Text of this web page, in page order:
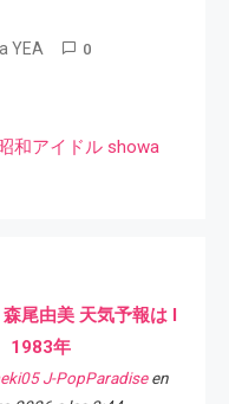
YEA 0
和アイドル showa
森尾由美 天気予報は I
年
J-PopParadiseen